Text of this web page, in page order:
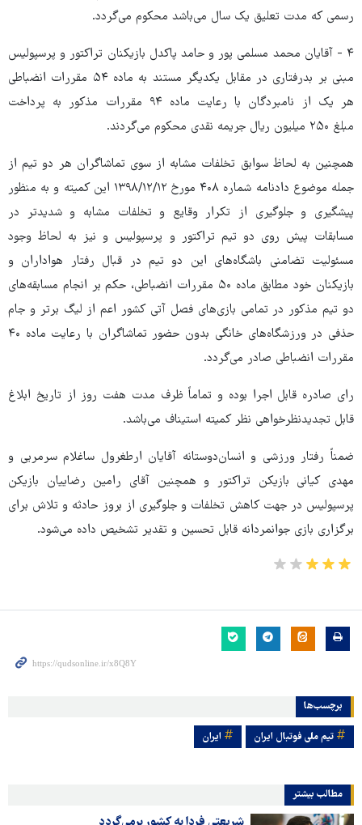
رسمی که مدت تعلیق یک سال می‌باشد محکوم می‌گردد.
۴ - آقایان محمد مسلمی پور و حامد پاکدل بازیکنان تراکتور و پرسپولیس
مبنی بر بدرفتاری در مقابل یکدیگر مستند به ماده ۵۴ مقررات انضباطی
هر یک از نامبردگان با رعایت ماده ۹۴ مقررات مذکور به پرداخت
مبلغ ۲۵۰ میلیون ریال جریمه نقدی محکوم می‌گردند.
همچنین به لحاظ سوابق تخلفات مشابه از سوی تماشاگران هر دو تیم از
جمله موضوع دادنامه شماره ۴۰۸ مورخ ۱۲/‏۱۲/‏۱۳۹۸‬ این کمیته و به منظور
پیشگیری و جلوگیری از تکرار وقایع و تخلفات مشابه و شدیدتر در
مسابقات پیش روی دو تیم تراکتور و پرسپولیس و نیز به لحاظ وجود
مسئولیت تضامنی باشگاه‌های این دو تیم در قبال رفتار هواداران و
بازیکنان خود مطابق ماده ۵۰ مقررات انضباطی، حکم بر انجام مسابقه‌های
دو تیم مذکور در تمامی بازی‌های فصل آتی کشور اعم از لیگ برتر و جام
حذفی در ورزشگاه‌های خانگی بدون حضور تماشاگران با رعایت ماده ۴۰
مقررات انضباطی صادر می‌گردد.
رای صادره قابل اجرا بوده و تماماً ظرف مدت هفت روز از تاریخ ابلاغ
قابل تجدیدنظرخواهی نظر کمیته استیناف می‌باشد.
ضمناً رفتار ورزشی و انسان‌دوستانه آقایان ارطغرول ساغلام سرمربی و
مهدی کیانی بازیکن تراکتور و همچنین آقای رامین رضاییان بازیکن
پرسپولیس در جهت کاهش تخلفات و جلوگیری از بروز حادثه و تلاش برای
برگزاری بازی جوانمردانه قابل تحسین و تقدیر تشخیص داده می‌شود.
برچسب‌ها
تیم ملی فوتبال ایران ایران
مطالب بیشتر